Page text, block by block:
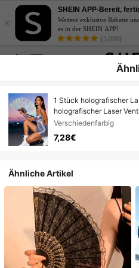
×
SHEIN APP-Bereit,
Weitere exklusive Rabatte
es in der SHEIN APP!
(5,000)
1 Stück holografischer
holografischer Laser
Regenbogenkostüme,
Anlässe verwendbar
Sommer, Urlaub für
Verschiedenfarbig
7,28€
Ähnliche Artikel